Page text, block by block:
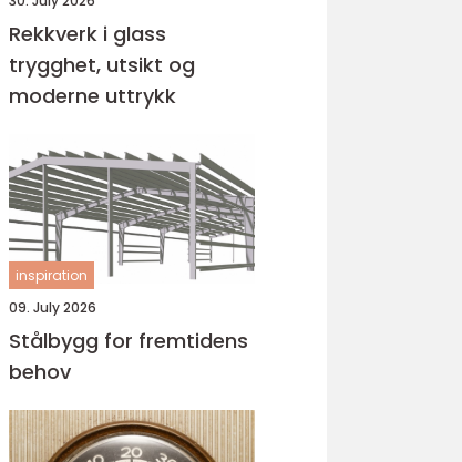
Rekkverk i glass
trygghet, utsikt og
moderne uttrykk
inspiration
09. July 2026
Stålbygg for fremtidens
behov